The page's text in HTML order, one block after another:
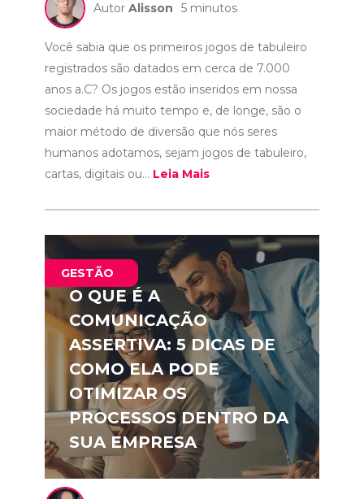
Autor Alisson 5 minutos
Você sabia que os primeiros jogos de tabuleiro
registrados são datados em cerca de 7.000
anos a.C? Os jogos estão inseridos em nossa
sociedade há muito tempo e, de longe, são o
maior método de diversão que nós seres
humanos adotamos, sejam jogos de tabuleiro,
cartas, digitais ou... Leia Mais
GESTÃO
O QUE É A
COMUNICAÇÃO
ASSERTIVA: 5 DICAS DE
COMO ELA PODE
OTIMIZAR OS
PROCESSOS DENTRO DA
SUA EMPRESA